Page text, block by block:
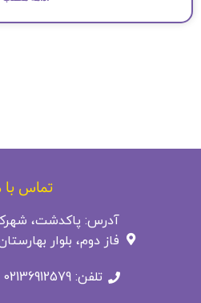
تماس با
آدرس: پاکدشت،
فاز دوم، بلوار
تلفن: 02136912579 - 09051320491